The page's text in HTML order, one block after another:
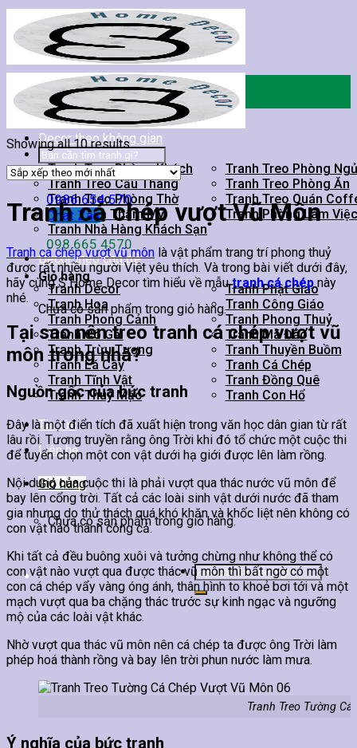
Skip
to
content
Tìm
kiếm:
0986.654.570
Chat Zalo
098 665 4570
Giỏ hàng
Chưa có sản phẩm trong giỏ hàng.
Trang chủ
Giới thiệu
Decor theo không gian
Tranh Treo Phòng Khách
Tranh Treo Phòng Ngủ
Tranh Treo Cầu Thang
Tranh Treo Phòng Ăn
Tranh Treo Phòng Thờ
Tranh Treo Quán
Tranh Spa Thẩm Mỹ
Tranh Phòng Làm Việc
Tranh Nhà Hàng Khách Sạn
Decor theo chủ đề
Tranh Decor
Tranh Phật Giáo
Tranh Hoa
Tranh Công Giáo
Tranh Phong Cảnh
Tranh Phong Thuỷ
Tranh Cô Gái
Tranh Mã Đáo
Tranh Trừu Tượng
Tranh Thuyền Buồm
Tranh Lá Cây
Tranh Cá Chép
Tranh Tĩnh Vật
Tranh Đồng Quê
Tranh Thuỷ Mặc
Tranh Con Hổ
Tin tức
Liên hệ
Giỏ hàng
Chưa có sản phẩm trong giỏ hàng.
Tìm
kiếm:
Tranh cá chép / Tranh cá chép vượt vũ môn
Showing all 10 results
Tranh cá chép vượt Vũ Môn
Tranh cá chép vượt vũ môn là vật phẩm trang trí phong thuỷ
được rất nhiều người Việt yêu thích. Và trong bài viết dưới đây,
hãy cùng S Home Decor tìm hiểu về mẫutranh cá chépnày
nhé.
Tại sao nên treo tranh cá chép vượt vũ
môn trong nhà?
Nguồn gốc của bức tranh
Đây là một điển tích đã xuất hiện trong văn học dân gian từ rất
lâu rồi. Tương truyền rằng ông Trời khi đó tổ chức một cuộc thi
để tuyển chọn một con vật dưới hạ giới được lên làm rồng.
Nội dung của cuộc thi là phải vượt qua thác nước vũ môn để
bay lên cổng trời. Tất cả các loài sinh vật dưới nước đã tham
gia nhưng do thử thách quá khó khăn và khốc liệt nên không có
con vật nào thành công cả.
Khi tất cả đều buông xuôi và tưởng chừng như không thể có
con vật nào vượt qua được thác vũ môn thì bất ngờ có một
con cá chép vẩy vàng óng ánh, thân hình to khoẻ bơi tới và một
mạch vượt qua ba chặng thác trước sự kinh ngạc và ngưỡng
mộ của các loài vật khác.
Nhờ vượt qua thác vũ môn nên cá chép ta được ông Trời làm
phép hoá thành rồng và bay lên trời phun nước làm mưa.
Tranh Treo Tường
Ý nghĩa của bức tranh